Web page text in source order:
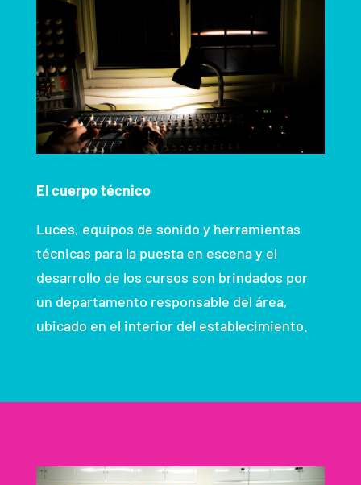
El cuerpo técnico
Luces, equipos de sonido y herramientas
técnicas para la puesta en escena y el
desarrollo de los cursos son brindados por
un departamento responsable del área,
ubicado en el interior del establecimiento.